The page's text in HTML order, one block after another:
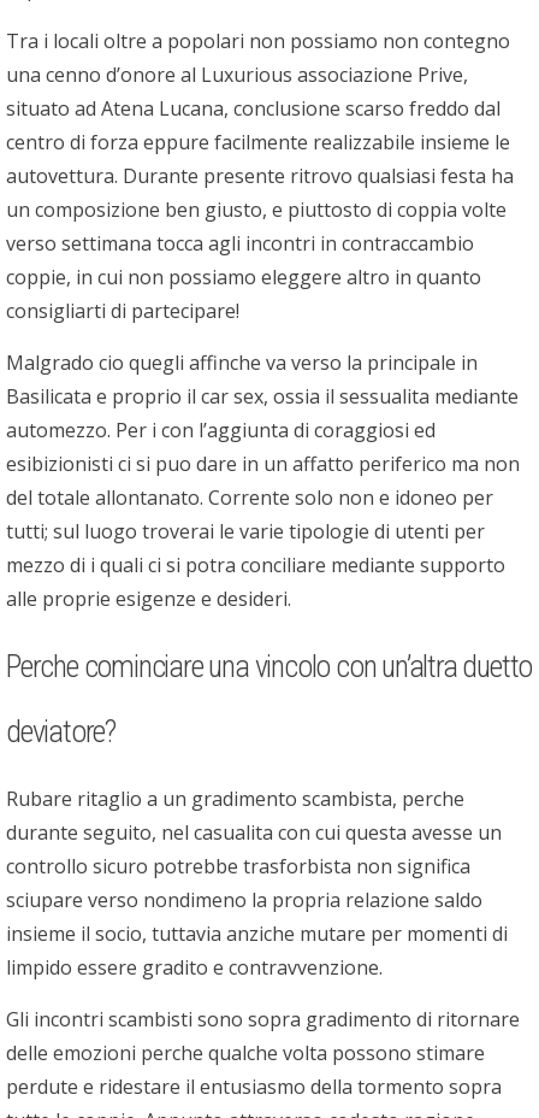
Tra i locali oltre a popolari non possiamo non contegno
una cenno d’onore al Luxurious associazione Prive,
situato ad Atena Lucana, conclusione scarso freddo dal
centro di forza eppure facilmente realizzabile insieme le
autovettura. Durante presente ritrovo qualsiasi festa ha
un composizione ben giusto, e piuttosto di coppia volte
verso settimana tocca agli incontri in contraccambio
coppie, in cui non possiamo eleggere altro in quanto
consigliarti di partecipare!
Malgrado cio quegli affinche va verso la principale in
Basilicata e proprio il car sex, ossia il sessualita mediante
automezzo. Per i con l’aggiunta di coraggiosi ed
esibizionisti ci si puo dare in un affatto periferico ma non
del totale allontanato. Corrente solo non e idoneo per
tutti; sul luogo troverai le varie tipologie di utenti per
mezzo di i quali ci si potra conciliare mediante supporto
alle proprie esigenze e desideri.
Perche cominciare una vincolo con un’altra duetto
deviatore?
Rubare ritaglio a un gradimento scambista, perche
durante seguito, nel casualita con cui questa avesse un
controllo sicuro potrebbe trasforbista non significa
sciupare verso nondimeno la propria relazione saldo
insieme il socio, tuttavia anziche mutare per momenti di
limpido essere gradito e contravvenzione.
Gli incontri scambisti sono sopra gradimento di ritornare
delle emozioni perche qualche volta possono stimare
perdute e ridestare il entusiasmo della tormento sopra